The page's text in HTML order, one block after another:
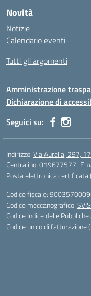
Novità
Notizie
Calendario eventi
Tutti gli argomenti
Amministrazione
Dichiarazione di
Seguici su:
Indirizzo:Via Aurelia, 297,
Centralino:019677577
Posta elettronica certificata
Codice fiscale:
Codice meccanografico:
Codice Indice delle
Codice unico di fatturazione